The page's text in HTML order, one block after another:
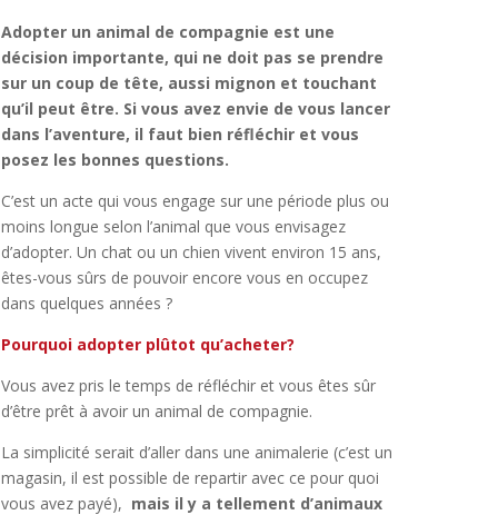
Adopter un animal de compagnie est une
décision importante, qui ne doit pas se prendre
sur un coup de tête, aussi mignon et touchant
qu’il peut être. Si vous avez envie de vous lancer
dans l’aventure, il faut bien réfléchir et vous
posez les bonnes questions.
C’est un acte qui vous engage sur une période plus ou
moins longue selon l’animal que vous envisagez
d’adopter. Un chat ou un chien vivent environ 15 ans,
êtes-vous sûrs de pouvoir encore vous en occupez
dans quelques années ?
Pourquoi adopter plûtot qu’acheter?
Vous avez pris le temps de réfléchir et vous êtes sûr
d’être prêt à avoir un animal de compagnie.
La simplicité serait d’aller dans une animalerie (c’est un
magasin, il est possible de repartir avec ce pour quoi
vous avez payé), mais il y a tellement d’animaux